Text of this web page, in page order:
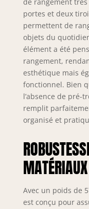
portes et deux
permettent de
objets du
élément a été
rangement,
esthétique mais
fonctionnel. Bien
l’absence de pré-
remplit
organisé et
MATÉRIAUX
Avec un poids de
est conçu pour